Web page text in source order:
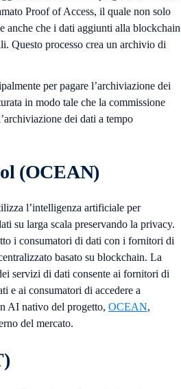
Proof of Access, il quale non solo
anche che i dati aggiunti alla blockchain
Questo processo crea un archivio di
per pagare l’archiviazione dei
in modo tale che la commissione
dei dati a tempo
(OCEAN)
l’intelligenza artificiale per
su larga scala preservando la privacy.
i consumatori di dati con i fornitori di
basato su blockchain. La
servizi di dati consente ai fornitori di
e ai consumatori di accedere a
AI nativo del progetto, OCEAN,
del mercato.